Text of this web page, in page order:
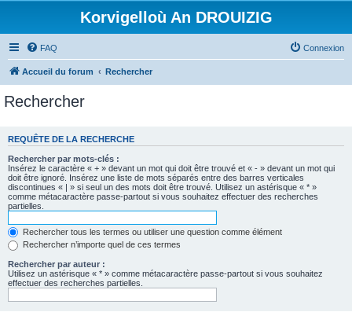
Korvigelloù An DROUIZIG
FAQ Connexion
Accueil du forum Rechercher
Rechercher
REQUÊTE DE LA RECHERCHE
Rechercher par mots-clés :
Insérez le caractère « + » devant un mot qui doit être trouvé et « - » devant un mot qui
doit être ignoré. Insérez une liste de mots séparés entre des barres verticales
discontinues « | » si seul un des mots doit être trouvé. Utilisez un astérisque « * »
comme métacaractère passe-partout si vous souhaitez effectuer des recherches
partielles.
Rechercher tous les termes ou utiliser une question comme élément
Rechercher n’importe quel de ces termes
Rechercher par auteur :
Utilisez un astérisque « * » comme métacaractère passe-partout si vous souhaitez
effectuer des recherches partielles.